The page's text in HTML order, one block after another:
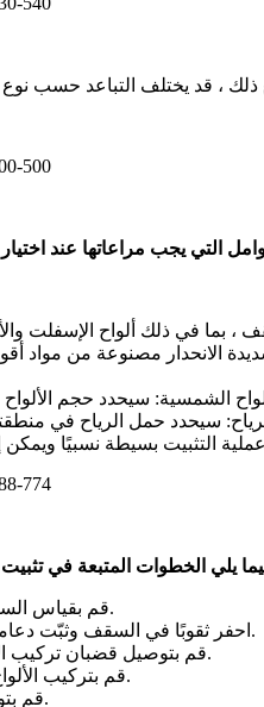
الانحدار مصنوعة من مواد
قم بقياس السقف وحدد أماكن أقواس التثبيت.
احفر ثقوبًا في السقف وثبّت دعامات التثبيت بمسامير أو مسامير.
قم بتوصيل قضبان تركيب الألواح الشمسية بأقواس التثبيت.
قم بتركيب الألواح الشمسية على قضبان التثبيت.
قم بتوصيل الألواح الشمسية بالعاكس.